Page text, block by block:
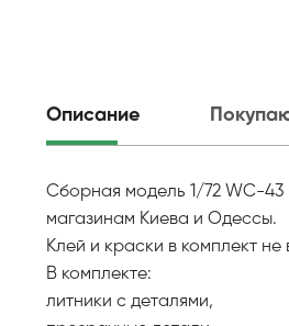
Описание
Сборная модель 1/72 WC-43
магазинам Киева и Одессы.
Клей и краски в комплект не
В комплекте:
литники с деталями,